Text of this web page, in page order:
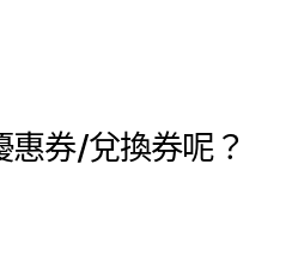
券/兌換券呢？